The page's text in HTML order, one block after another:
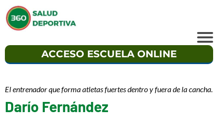
ACCESO ESCUELA ONLINE
El entrenador que forma atletas fuertes dentro y fuera de la cancha.
Darío Fernández